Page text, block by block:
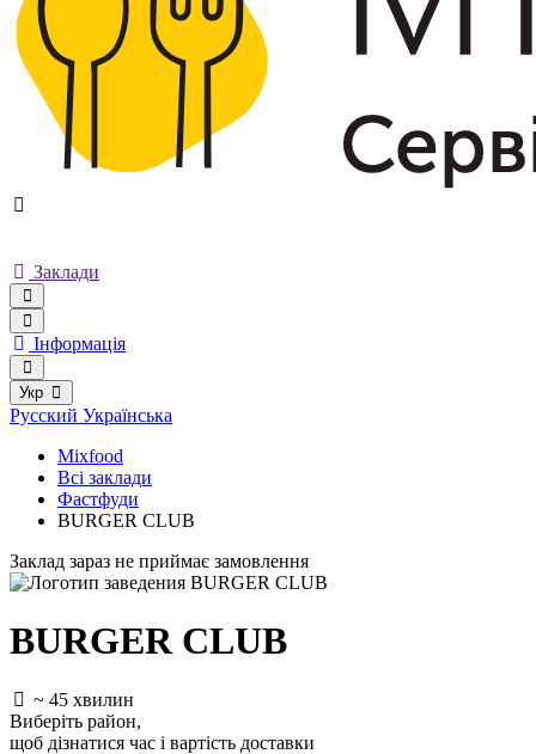
Заклади
Інформація
Укр
Русский Українська
Mixfood
Всі заклади
Фастфуди
BURGER CLUB
Заклад зараз не приймає замовлення
BURGER CLUB
~ 45 хвилин
Виберіть район,
щоб дізнатися час і вартість доставки